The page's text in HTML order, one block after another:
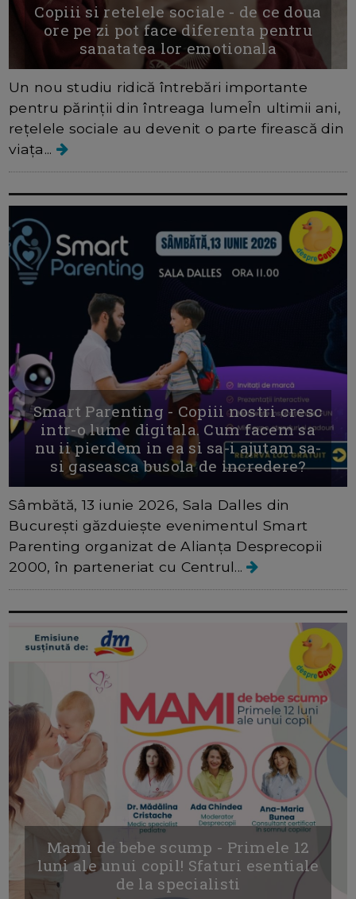
Copiii si retelele sociale - de ce doua
ore pe zi pot face diferenta pentru
sanatatea lor emotionala
Un nou studiu ridică întrebări importante
pentru părinții din întreaga lumeÎn ultimii ani,
rețelele sociale au devenit o parte firească din
viața...
Smart Parenting - Copiii nostri cresc
intr-o lume digitala. Cum facem sa
nu ii pierdem in ea si sa-i ajutam sa-
si gaseasca busola de incredere?
Sâmbătă, 13 iunie 2026, Sala Dalles din
București găzduiește evenimentul Smart
Parenting organizat de Alianța Desprecopii
2000, în parteneriat cu Centrul...
Mami de bebe scump - Primele 12
luni ale unui copil! Sfaturi esentiale
de la specialisti